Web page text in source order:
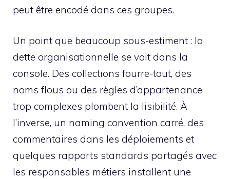
peut être encodé dans ces groupes.
Un point que beaucoup sous-estiment : la
dette organisationnelle se voit dans la
console. Des collections fourre-tout, des
noms flous ou des règles d’appartenance
trop complexes plombent la lisibilité. À
l’inverse, un naming convention carré, des
commentaires dans les déploiements et
quelques rapports standards partagés avec
les responsables métiers installent une